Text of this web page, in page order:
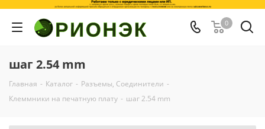
0
шаг 2.54 mm
Главная - Каталог - Разъемы, Соединители -
Клеммники на печатную плату - шаг 2.54 mm